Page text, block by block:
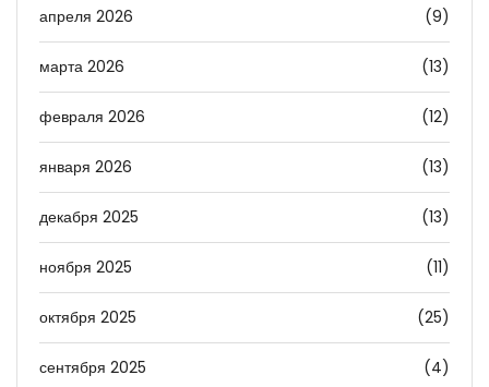
апреля 2026 (9)
марта 2026 (13)
февраля 2026 (12)
января 2026 (13)
декабря 2025 (13)
ноября 2025 (11)
октября 2025 (25)
сентября 2025 (4)